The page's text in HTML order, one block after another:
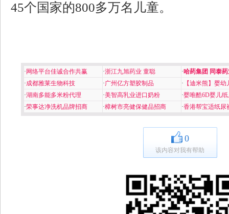
45个国家的800多万名儿童。
· 网络平台佳诚合作共赢 ·浙江九旭药业 童聪 ·哈药集团 同泰
·成都雅莱生物科技 ·广州亿方塑胶制品 · 【迪米熊】婴幼
·湖南多能多米粉代理 ·美智高乳业进口奶粉 ·婴唯酷6D婴儿
·荣事达净洗机品牌招商 ·樟树市亮健保健品招商 ·香港帮宝适纸尿
0
该内容对我有帮助